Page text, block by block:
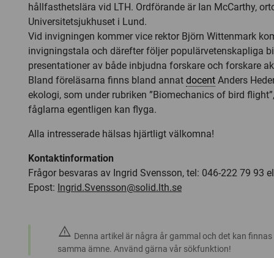
hållfasthetslära vid LTH. Ordförande är Ian McCarthy,
Universitetsjukhuset i Lund.
Vid invigningen kommer vice rektor Björn Wittenmark
invigningstala och därefter följer populärvetenskapliga
presentationer av både inbjudna forskare och forskare
Bland föreläsarna finns bland annat docent Anders
ekologi, som under rubriken ”Biomechanics of bird
fåglarna egentligen kan flyga.
Alla intresserade hälsas hjärtligt välkomna!
Kontaktinformation
Frågor besvaras av Ingrid Svensson, tel: 046-222 79 93
Epost: Ingrid.Svensson@solid.lth.se
warning Denna artikel är några år gammal och det kan
samma ämne. Använd gärna vår sökfunktion!